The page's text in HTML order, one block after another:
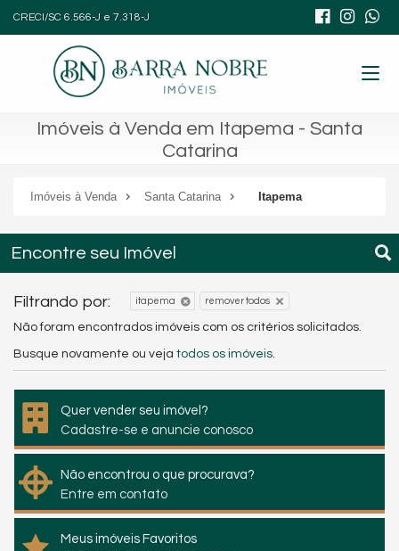
CRECI/SC 6.566-J e 7.318-J
Imóveis à Venda em Itapema - Santa
Catarina
Imóveis à Venda Santa Catarina Itapema
Encontre seu Imóvel
Filtrando por: itapema remover todos
Não foram encontrados imóveis com os critérios solicitados.
Busque novamente ou veja todos os imóveis.
Quer vender seu imóvel?
Cadastre-se e anuncie conosco
Não encontrou o que procurava?
Entre em contato
Meus imóveis Favoritos